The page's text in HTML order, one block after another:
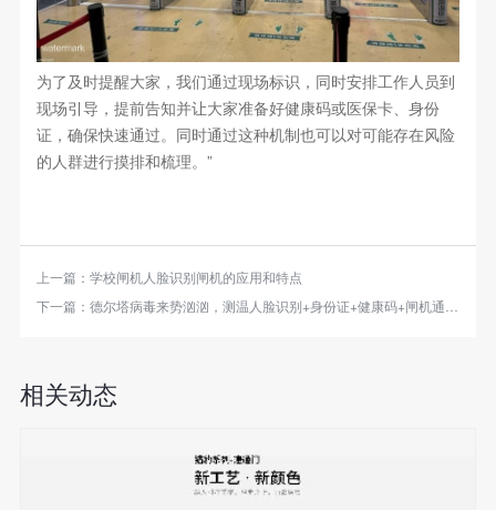
为了及时提醒大家，我们通过现场标识，同时安排工作人员到
现场引导，提前告知并让大家准备好健康码或医保卡、身份
证，确保快速通过。同时通过这种机制也可以对可能存在风险
的人群进行摸排和梳理。”
上一篇： 学校闸机人脸识别闸机的应用和特点
下一篇： 德尔塔病毒来势汹汹，测温人脸识别+身份证+健康码+闸机通行一站式助力抗疫
相关动态